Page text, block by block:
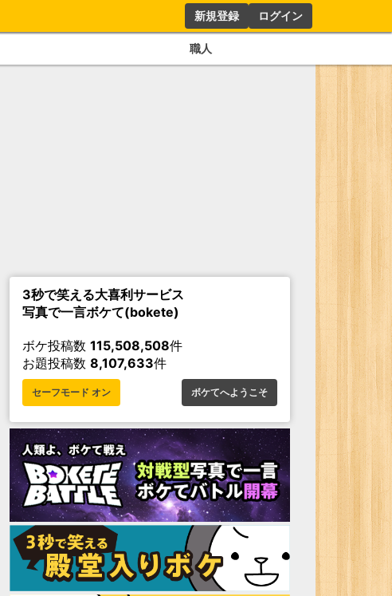
新規登録 ログイン
職人
3秒で笑える大喜利サービス
写真で一言ボケて(bokete)
ボケ投稿数 115,508,508件
お題投稿数 8,107,633件
セーフモード オン ボケてへようこそ